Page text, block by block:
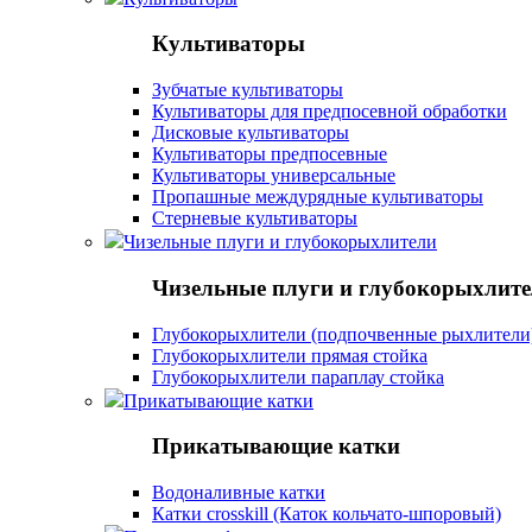
Культиваторы
Зубчатые культиваторы
Культиваторы для предпосевной обработки
Дисковые культиваторы
Культиваторы предпосевные
Культиваторы универсальные
Пропашные междурядные культиваторы
Стерневые культиваторы
Чизельные плуги и глубокорыхлители
Чизельные плуги и
Глубокорыхлители (подпочвенные
Глубокорыхлители прямая стойка
Глубокорыхлители параплау стойка
Прикатывающие катки
Прикатывающие катки
Водоналивные катки
Катки crosskill (Каток кольчато-шпоровый)